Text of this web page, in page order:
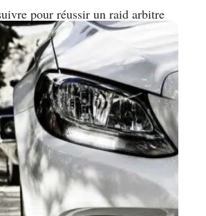
pour réussir un raid arbitre